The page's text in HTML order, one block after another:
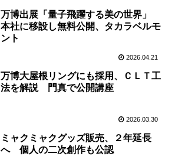
万博出展「量子飛躍する美の世界」
本社に移設し無料公開、タカラベルモ
ント
2026.04.21
万博大屋根リングにも採用、ＣＬＴ工
法を解説 門真で公開講座
2026.03.30
ミャクミャクグッズ販売、２年延長
へ 個人の二次創作も公認